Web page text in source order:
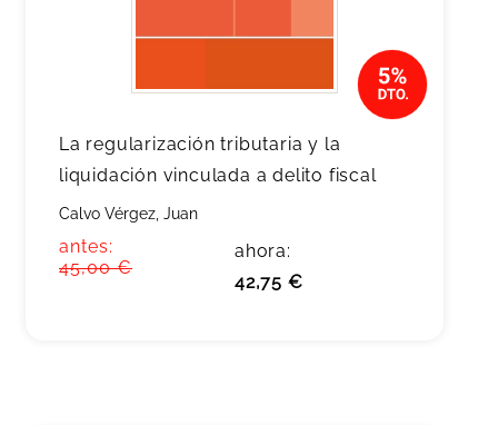
La regularización tributaria y la
liquidación vinculada a delito fiscal
Calvo Vérgez, Juan
antes:
45,00 €
ahora:
42,75 €